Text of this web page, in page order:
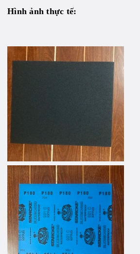
Hình ảnh thực tế: